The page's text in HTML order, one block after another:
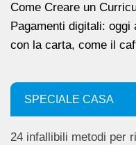
Come Creare un
Pagamenti digitali:
con la carta, come il
SPECIALE CASA
24 infallibili metodi per